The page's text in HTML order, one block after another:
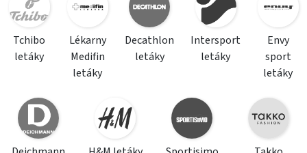
Tchibo
letáky
Lékarny
Medifin
letáky
Decathlon
letáky
Intersport
letáky
Envy
sport
letáky